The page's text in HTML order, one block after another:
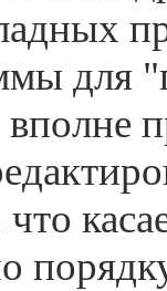
для